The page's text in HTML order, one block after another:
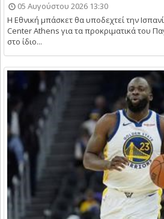
05 Αυγούστου 2026 13:30
Η Εθνική μπάσκετ θα υποδεχτεί την
Center Athens για τα προκριματικά του
στο ίδιο...